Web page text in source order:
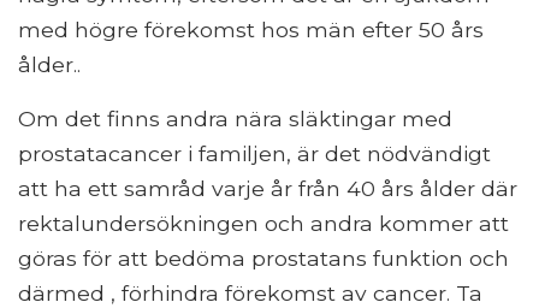
med högre förekomst hos män efter 50 års
ålder..
Om det finns andra nära släktingar med
prostatacancer i familjen, är det nödvändigt
att ha ett samråd varje år från 40 års ålder där
rektalundersökningen och andra kommer att
göras för att bedöma prostatans funktion och
därmed , förhindra förekomst av cancer. Ta